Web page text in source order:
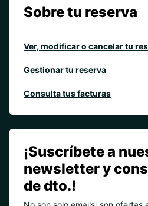
Sobre tu reserva
Ver, modificar o cancelar tu
Gestionar tu reserva
Consulta tus facturas
¡Suscríbete a
newsletter y
de dto.!